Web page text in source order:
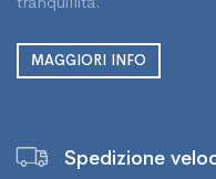
MAGGIORI INFO
Spedizione